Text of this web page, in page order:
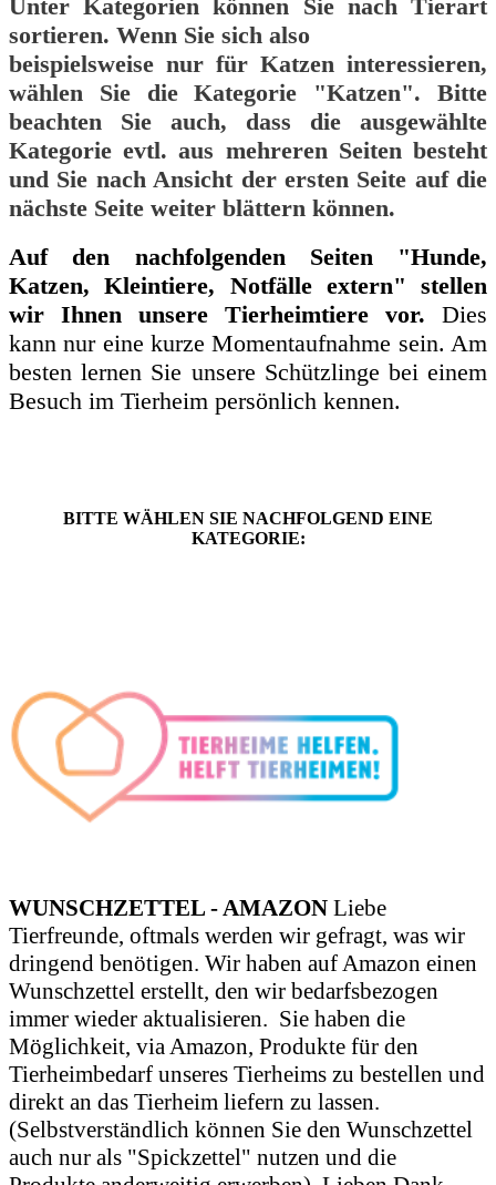
Unter Kategorien können Sie nach Tierart
sortieren. Wenn Sie sich also
beispielsweise nur für Katzen interessieren,
wählen Sie die Kategorie "Katzen". Bitte
beachten Sie auch, dass die ausgewählte
Kategorie evtl. aus mehreren Seiten besteht
und Sie nach Ansicht der ersten Seite auf die
nächste Seite weiter blättern können.
Auf den nachfolgenden Seiten "Hunde,
Katzen, Kleintiere, Notfälle extern" stellen
wir Ihnen unsere Tierheimtiere vor. Dies
kann nur eine kurze Momentaufnahme sein. Am
besten lernen Sie unsere Schützlinge bei einem
Besuch im Tierheim persönlich kennen.
BITTE WÄHLEN SIE NACHFOLGEND EINE
KATEGORIE:
WUNSCHZETTEL - AMAZON Liebe
Tierfreunde, oftmals werden wir gefragt, was wir
dringend benötigen. Wir haben auf Amazon einen
Wunschzettel erstellt, den wir bedarfsbezogen
immer wieder aktualisieren. Sie haben die
Möglichkeit, via Amazon, Produkte für den
Tierheimbedarf unseres Tierheims zu bestellen und
direkt an das Tierheim liefern zu lassen.
(Selbstverständlich können Sie den Wunschzettel
auch nur als "Spickzettel" nutzen und die